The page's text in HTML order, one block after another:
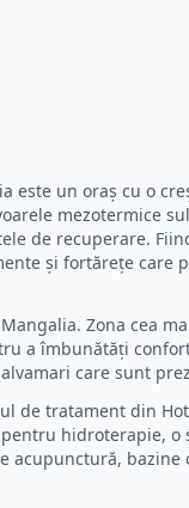
este un oraș cu o
mezotermice
de recuperare.
și fortărețe care
Zona cea
a îmbunătăți
care sunt
de tratament din
hidroterapie,
bazine